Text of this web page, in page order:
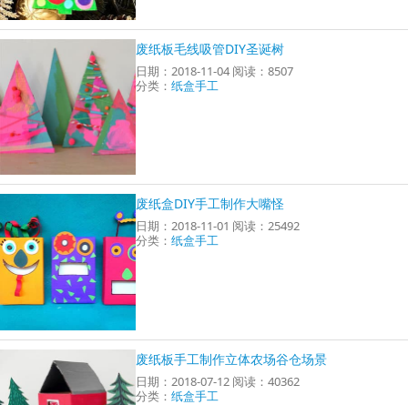
废纸板毛线吸管DIY圣诞树
日期：2018-11-04 阅读：8507
分类：纸盒手工
废纸盒DIY手工制作大嘴怪
日期：2018-11-01 阅读：25492
分类：纸盒手工
废纸板手工制作立体农场谷仓场景
日期：2018-07-12 阅读：40362
分类：纸盒手工